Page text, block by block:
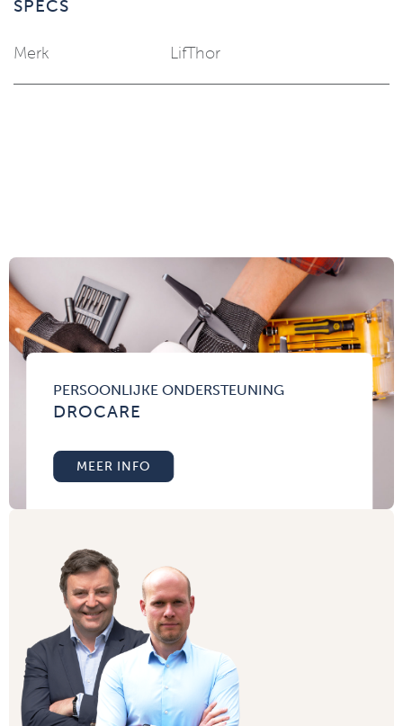
SPECS
Merk LifThor
PERSOONLIJKE ONDERSTEUNING
DROCARE
MEER INFO